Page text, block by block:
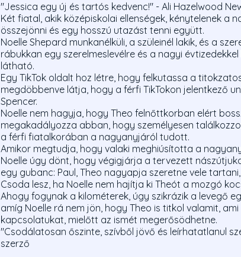
"Jessica egy új és tartós kedvenc!" - Ali Hazelwood
Két fiatal, akik középiskolai ellenségek, kénytelenek
összejönni és egy hosszú utazást tenni együtt.
Noelle Shepard munkanélküli, a szüleinél lakik, és a
rábukkan egy szerelmeslevélre és a nagyi
látható.
Egy TikTok oldalt hoz létre, hogy felkutassa a
megdöbbenve látja, hogy a férfi TikTokon jelentkező
Spencer.
Noelle nem hagyja, hogy Theo felnőttkorban elért
megakadályozza abban, hogy személyesen
a férfi fiatalkorában a nagyanyjáról tudott.
Amikor megtudja, hogy valaki meghiúsította a
Noelle úgy dönt, hogy végigjárja a tervezett
egy gubanc: Paul, Theo nagyapja szeretne vele
Csoda lesz, ha Noelle nem hajítja ki Theót a mozgó
Ahogy fogynak a kilométerek, úgy szikrázik a levegő
amíg Noelle rá nem jön, hogy Theo is titkol valamit,
kapcsolatukat, mielőtt az ismét megerősödhetne.
"Csodálatosan őszinte, szívből jövő és leírhatatlanul
szerző